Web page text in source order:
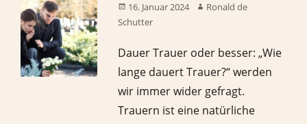
16. Januar 2024
Ronald de
Schutter
Dauer Trauer oder besser: „Wie
lange dauert Trauer?“ werden
wir immer wider gefragt.
Trauern ist eine natürliche